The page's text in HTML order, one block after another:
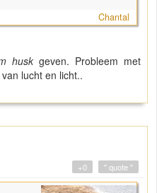
Chantal
husk geven. Probleem met
lucht en licht..
" quote "
+0